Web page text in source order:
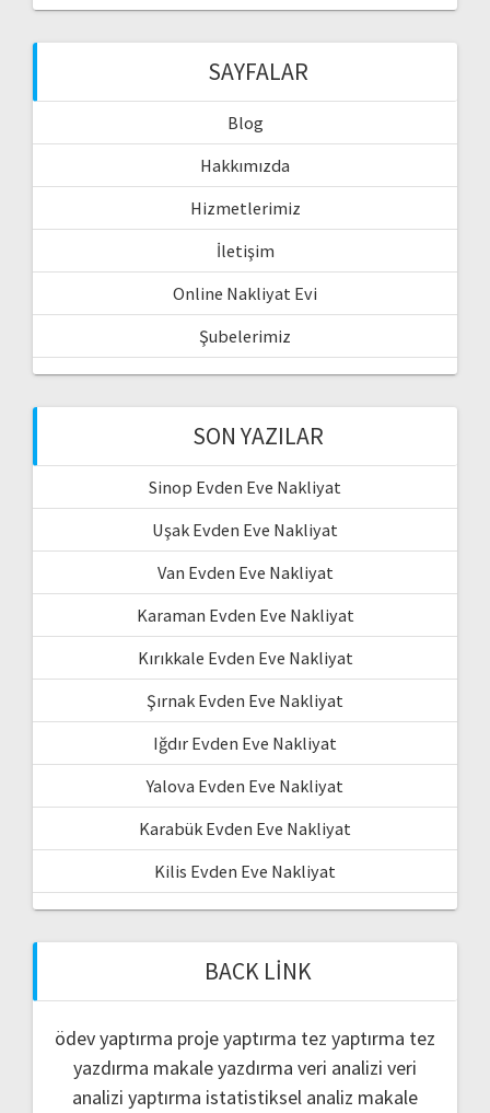
SAYFALAR
Blog
Hakkımızda
Hizmetlerimiz
İletişim
Online Nakliyat Evi
Şubelerimiz
SON YAZILAR
Sinop Evden Eve Nakliyat
Uşak Evden Eve Nakliyat
Van Evden Eve Nakliyat
Karaman Evden Eve Nakliyat
Kırıkkale Evden Eve Nakliyat
Şırnak Evden Eve Nakliyat
Iğdır Evden Eve Nakliyat
Yalova Evden Eve Nakliyat
Karabük Evden Eve Nakliyat
Kilis Evden Eve Nakliyat
BACK LINK
ödev yaptırma proje yaptırma tez yaptırma tez
yazdırma makale yazdırma veri analizi veri
analizi yaptırma istatistiksel analiz makale